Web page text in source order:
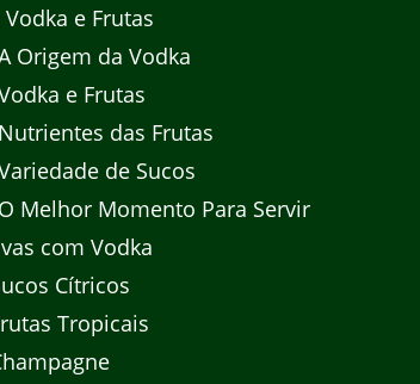
e Frutas
Origem da Vodka
e Frutas
das Frutas
de Sucos
Melhor Momento Para Servir
com Vodka
Cítricos
Tropicais